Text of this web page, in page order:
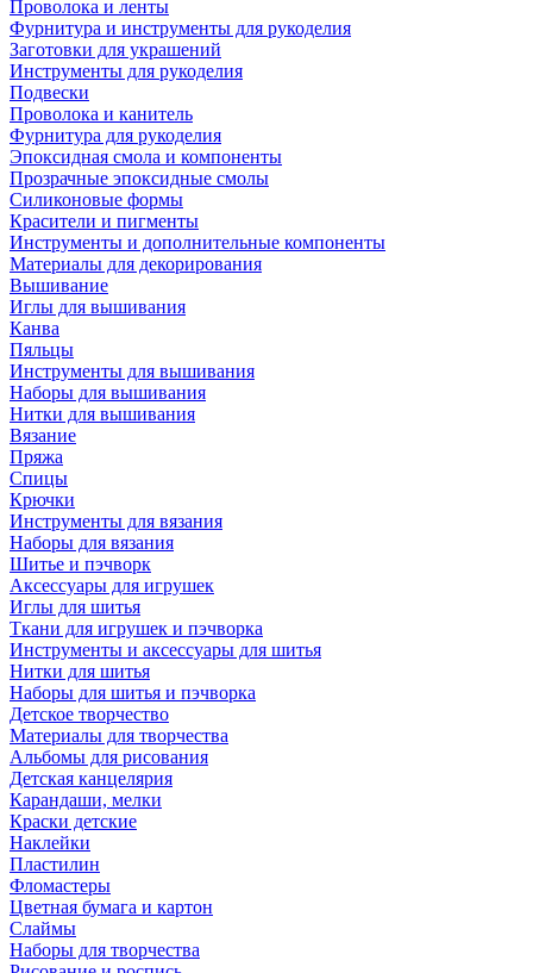
Проволока и ленты
Фурнитура и инструменты для рукоделия
Заготовки для украшений
Инструменты для рукоделия
Подвески
Проволока и канитель
Фурнитура для рукоделия
Эпоксидная смола и компоненты
Прозрачные эпоксидные смолы
Силиконовые формы
Красители и пигменты
Инструменты и дополнительные компоненты
Материалы для декорирования
Вышивание
Иглы для вышивания
Канва
Пяльцы
Инструменты для вышивания
Наборы для вышивания
Нитки для вышивания
Вязание
Пряжа
Спицы
Крючки
Инструменты для вязания
Наборы для вязания
Шитье и пэчворк
Аксессуары для игрушек
Иглы для шитья
Ткани для игрушек и пэчворка
Инструменты и аксессуары для шитья
Нитки для шитья
Наборы для шитья и пэчворка
Детское творчество
Материалы для творчества
Альбомы для рисования
Детская канцелярия
Карандаши, мелки
Краски детские
Наклейки
Пластилин
Фломастеры
Цветная бумага и картон
Слаймы
Наборы для творчества